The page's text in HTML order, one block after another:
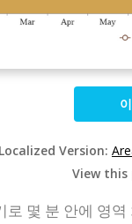
Version:
View this
몇 분 안에 영